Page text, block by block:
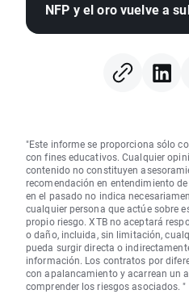
NFP y el oro vuelve a
"Este informe se proporciona sólo
con fines educativos. Cualquier
contenido no constituyen
recomendación en entendimiento
en el pasado no indica
cualquier persona que actúe sobre
propio riesgo. XTB no aceptará
o daño, incluida, sin limitación,
pueda surgir directa o
información. Los contratos por
con apalancamiento y acarrean un
comprender los riesgos asociados. "